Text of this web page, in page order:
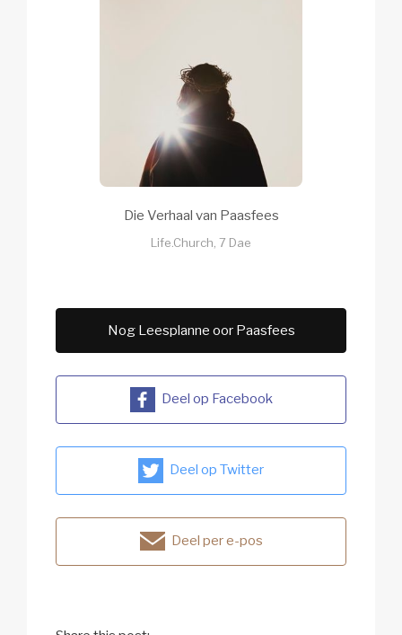
Die Verhaal van Paasfees
Life.Church, 7 Dae
Nog Leesplanne oor Paasfees
Deel op Facebook
Deel op Twitter
Deel per e-pos